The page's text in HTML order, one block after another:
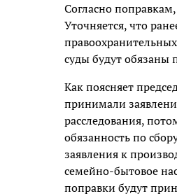
Согласно
Уточняется, что
суды будут обязаны
Как поясняет
принимали
расследования,
обязанность по
заявления к
семейно-бытовое
поправки будут